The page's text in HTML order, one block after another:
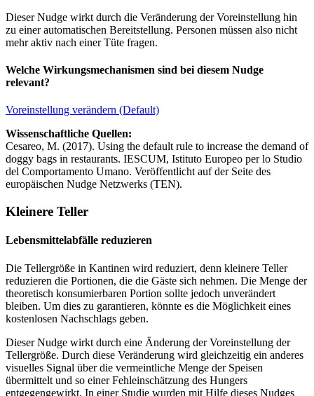
Dieser Nudge wirkt durch die Veränderung der Voreinstellung hin
zu einer automatischen Bereitstellung. Personen müssen also nicht
mehr aktiv nach einer Tüte fragen.
Welche Wirkungsmechanismen sind bei diesem Nudge
relevant?
Voreinstellung verändern (Default)
Wissenschaftliche Quellen:
Cesareo, M. (2017). Using the default rule to increase the demand of
doggy bags in restaurants. IESCUM, Istituto Europeo per lo Studio
del Comportamento Umano. Veröffentlicht auf der Seite des
europäischen Nudge Netzwerks (TEN).
Kleinere Teller
Lebensmittelabfälle reduzieren
Die Tellergröße in Kantinen wird reduziert, denn kleinere Teller
reduzieren die Portionen, die die Gäste sich nehmen. Die Menge der
theoretisch konsumierbaren Portion sollte jedoch unverändert
bleiben. Um dies zu garantieren, könnte es die Möglichkeit eines
kostenlosen Nachschlags geben.
Dieser Nudge wirkt durch eine Änderung der Voreinstellung der
Tellergröße. Durch diese Veränderung wird gleichzeitig ein anderes
visuelles Signal über die vermeintliche Menge der Speisen
übermittelt und so einer Fehleinschätzung des Hungers
entgegengewirkt. In einer Studie wurden mit Hilfe dieses Nudges